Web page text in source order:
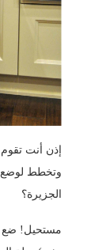
إذن أنت
وتخطط لوضع
الجزيرة؟
مستحيل! ضع